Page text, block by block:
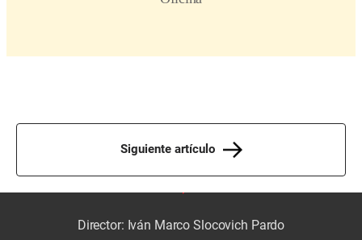
Siguiente artículo
Director: Iván Marco Slocovich Pardo